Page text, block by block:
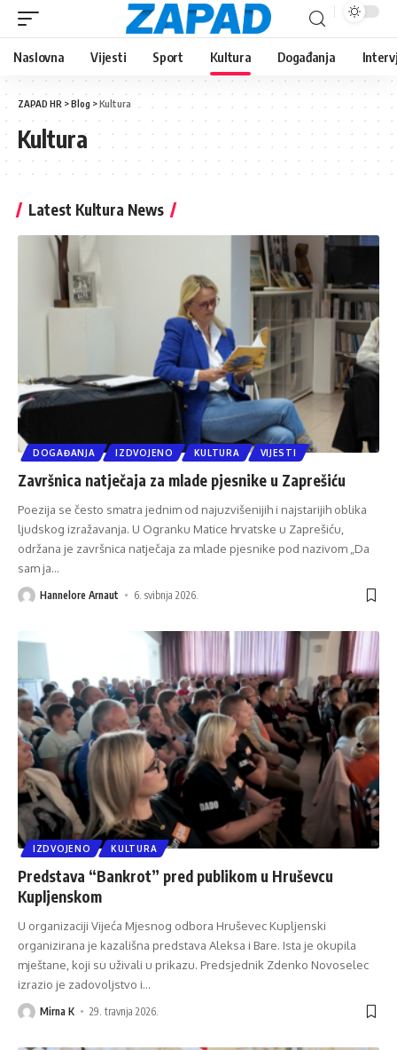
Naslovna Vijesti Sport Kultura Događanja
ZAPAD HR >Blog >Kultura
Kultura
Latest Kultura News
DOGAĐANJA IZDVOJENO KULTURA VIJESTI
Završnica natječaja za mlade pjesnike u Zaprešiću
Poezija se često smatra jednim od najuzvišenijih i najstarijih oblika
ljudskog izražavanja. U Ogranku Matice hrvatske u Zaprešiću,
održana je završnica natječaja za mlade pjesnike pod nazivom „Da
sam ja…
Hannelore Arnaut 6. svibnja 2026.
IZDVOJENO KULTURA
Predstava “Bankrot” pred publikom u Hruševcu
Kupljenskom
U organizaciji Vijeća Mjesnog odbora Hruševec Kupljenski
organizirana je kazališna predstava Aleksa i Bare. Ista je okupila
mještane, koji su uživali u prikazu. Predsjednik Zdenko Novoselec
izrazio je zadovoljstvo i…
Mirna K 29. travnja 2026.